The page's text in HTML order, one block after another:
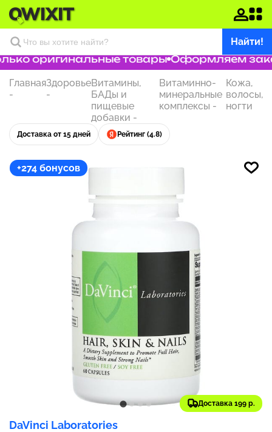
Найти!
оригинальные товары Оформляем
Главная
-
Здоровье
-
Витамины,
БАДы и
пищевые
добавки -
Витаминно-
минеральные
комплексы -
Кожа,
волосы,
ногти
Доставка от 15 дней Рейтинг (4.8)
+274 бонусов
Доставка 199 р.
DaVinci Laboratories